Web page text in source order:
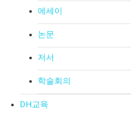
에세이
논문
저서
학술회의
DH교육